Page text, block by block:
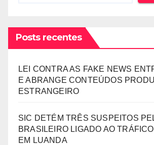
Posts recentes
LEI CONTRA AS FAKE NEWS
E ABRANGE CONTEÚDOS
ESTRANGEIRO
SIC DETÉM TRÊS SUSPEITOS
BRASILEIRO LIGADO AO
EM LUANDA